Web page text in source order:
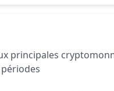
principales